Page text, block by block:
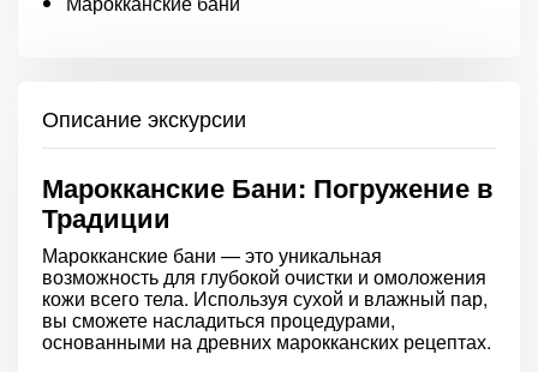
Описание экскурсии
Марокканские Бани: Погружение в
Традиции
Марокканские бани — это уникальная
возможность для глубокой очистки и омоложения
кожи всего тела. Используя сухой и влажный пар,
вы сможете насладиться процедурами,
основанными на древних марокканских рецептах.